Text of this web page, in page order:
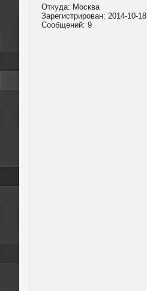
Откуда: Моcква
Зарегистрирован: 2014-10-18
Сообщений: 9